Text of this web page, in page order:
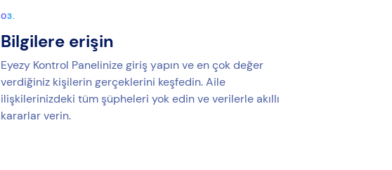
Bilgilere erişin
Eyezy Kontrol Panelinize giriş yapın ve en çok değer
verdiğiniz kişilerin gerçeklerini keşfedin. Aile
ilişkilerinizdeki tüm şüpheleri yok edin ve verilerle akıllı
kararlar verin.